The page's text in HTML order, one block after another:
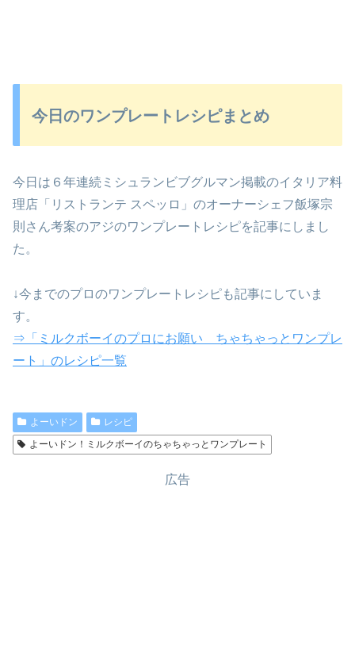
今日のワンプレートレシピまとめ
今日は６年連続ミシュランビブグルマン掲載のイタリア料
理店「リストランテ スペッロ」のオーナーシェフ飯塚宗
則さん考案のアジのワンプレートレシピを記事にしまし
た。
↓今までのプロのワンプレートレシピも記事にしていま
す。
⇒「ミルクボーイのプロにお願い ちゃちゃっとワンプレ
ート」のレシピ一覧
よーいドン
レシピ
よーいドン！ミルクボーイのちゃちゃっとワンプレート
広告